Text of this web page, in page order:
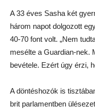
A 33 éves Sasha két
három napot dolgozott
40-70 font volt. „Nem
mesélte a Guardian-nek.
bevétele. Ezért úgy érzi,
A döntéshozók is
brit parlamentben